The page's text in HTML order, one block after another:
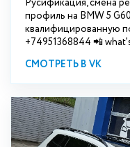
Русификация, смена
профиль на BMW 5
квалифицированную
+74951368844 📲
СМОТРЕТЬ В VK